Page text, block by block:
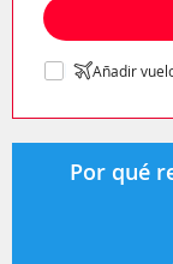
Añadir
Por qué